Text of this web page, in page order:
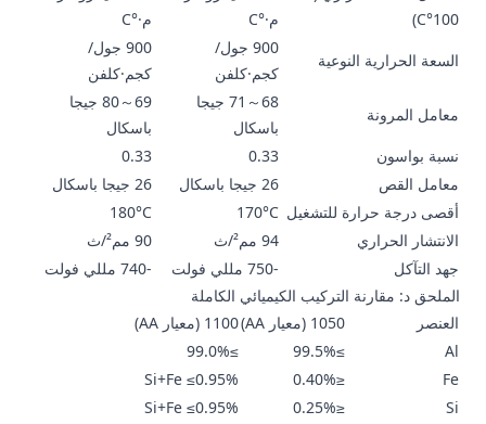
100°C)
م·°C
م·°C
السعة الحرارية النوعية
900 جول/
كجم·كلفن
900 جول/
كجم·كلفن
معامل المرونة
68～71 جيجا
باسكال
69～80 جيجا
باسكال
نسبة بواسون
0.33
0.33
معامل القص
26 جيجا باسكال
26 جيجا باسكال
أقصى درجة حرارة للتشغيل 170°C
180°C
الانتشار الحراري
94 مم²/ث
90 مم²/ث
جهد التآكل
-750 مللي فولت
-740 مللي فولت
الملحق د: مقارنة التركيب الكيميائي الكاملة
العنصر
1050 (معيار AA)
1100 (معيار AA)
Al
≥99.5%
≥99.0%
Fe
≤0.40%
Si+Fe ≤0.95%
Si
≤0.25%
Si+Fe ≤0.95%